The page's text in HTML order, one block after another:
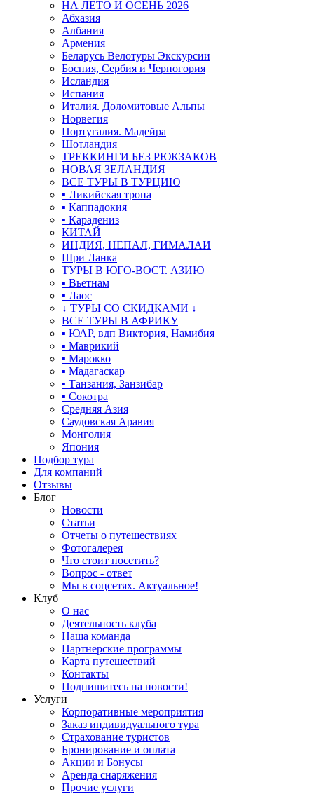
НА ЛЕТО И ОСЕНЬ 2026
Абхазия
Албания
Армения
Беларусь Велотуры Экскурсии
Босния, Сербия и Черногория
Исландия
Испания
Италия. Доломитовые Альпы
Норвегия
Португалия. Мадейра
Шотландия
ТРЕККИНГИ БЕЗ РЮКЗАКОВ
НОВАЯ ЗЕЛАНДИЯ
ВСЕ ТУРЫ В ТУРЦИЮ
▪ Ликийская тропа
▪ Каппадокия
▪ Карадениз
КИТАЙ
ИНДИЯ, НЕПАЛ, ГИМАЛАИ
Шри Ланка
ТУРЫ В ЮГО-ВОСТ. АЗИЮ
▪ Вьетнам
▪ Лаос
↓ ТУРЫ СО СКИДКАМИ ↓
ВСЕ ТУРЫ В АФРИКУ
▪ ЮАР, вдп Виктория, Намибия
▪ Маврикий
▪ Марокко
▪ Мадагаскар
▪ Танзания, Занзибар
▪ Сокотра
Средняя Азия
Саудовская Аравия
Монголия
Япония
Подбор тура
Для компаний
Отзывы
Блог
Новости
Статьи
Отчеты о путешествиях
Фотогалерея
Что стоит посетить?
Вопрос - ответ
Мы в соцсетях. Актуальное!
Клуб
О нас
Деятельность клуба
Наша команда
Партнерские программы
Карта путешествий
Контакты
Подпишитесь на новости!
Услуги
Корпоративные мероприятия
Заказ индивидуального тура
Страхование туристов
Бронирование и оплата
Акции и Бонусы
Аренда снаряжения
Прочие услуги